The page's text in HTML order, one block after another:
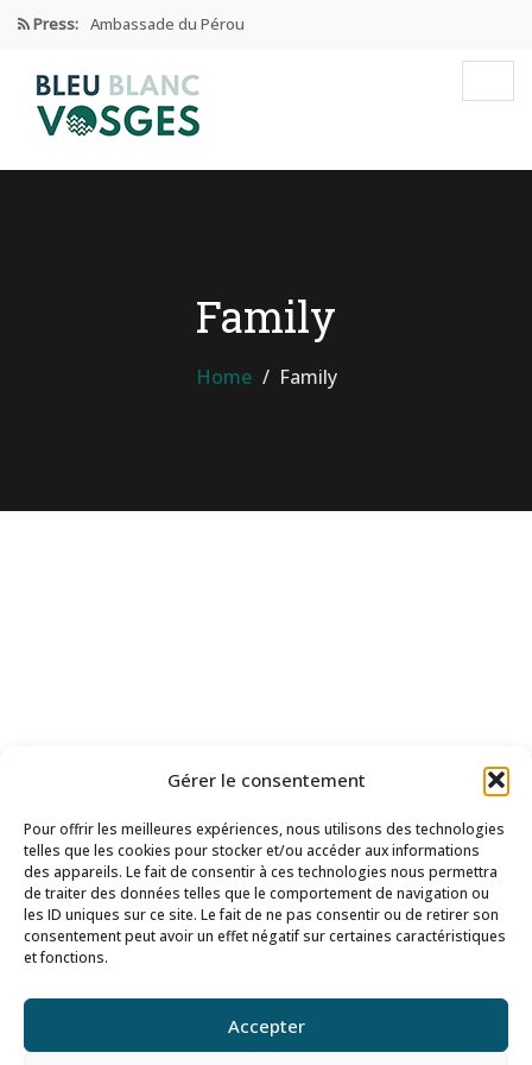
Gérer le consentement
Pour offrir les meilleures expériences, nous utilisons des technologies
telles que les cookies pour stocker et/ou accéder aux informations
des appareils. Le fait de consentir à ces technologies nous permettra
de traiter des données telles que le comportement de navigation ou
les ID uniques sur ce site. Le fait de ne pas consentir ou de retirer son
consentement peut avoir un effet négatif sur certaines caractéristiques
et fonctions.
Accepter
Press: Ambassade du Pérou
Prix Edgar Faure 2024
Éducation Et Industrie De L’habillement
Enseignement privé sous contrat
Family
Home Family
Suivre Jean Hingray sur les réseaux